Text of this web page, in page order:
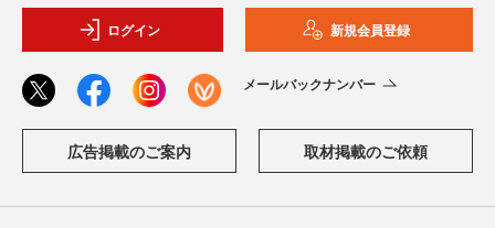
ログイン 新規会員登録
メールバックナンバー
広告掲載のご案内 取材掲載のご依頼